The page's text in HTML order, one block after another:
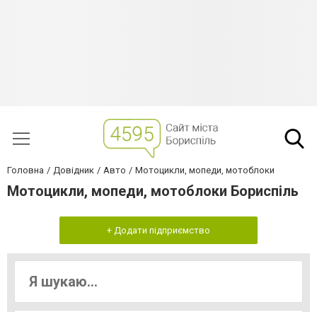
Головна Довідник Авто Мотоцикли, мопеди, мотоблоки
Мотоцикли, мопеди, мотоблоки Бориспіль
+ Додати підприємство